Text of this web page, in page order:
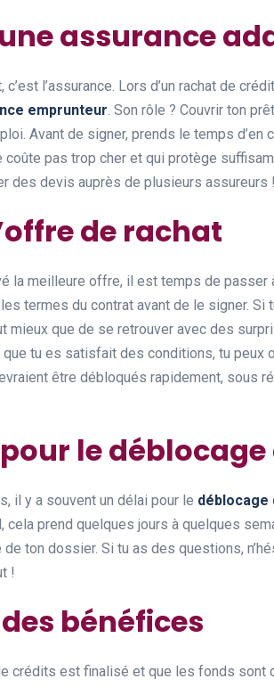
assurance
c’est l’assurance. Lors d’un rachat de
emprunteur. Son rôle ? Couvrir ton
Avant de signer, prends le temps
coûte pas trop cher et qui protège
des devis auprès de plusieurs assureurs !
de rachat
la meilleure offre, il est temps de passer
termes du contrat avant de le signer. Si
mieux que de se retrouver avec des
tu es satisfait des conditions, tu peux
être débloqués rapidement, sous
pour le
il y a souvent un délai pour le déblocage
cela prend quelques jours à quelques
de ton dossier. Si tu as des questions,
!
bénéfices
crédits est finalisé et que les fonds sont